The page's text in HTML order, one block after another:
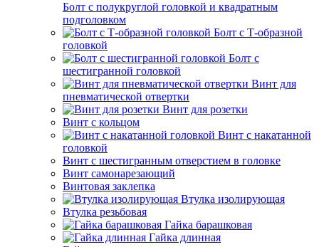
Болт с полукруглой головкой и квадратным
подголовком
Болт с Т-образной
головкой
Болт с
шестигранной головкой
Винт для
пневматической отвертки
Винт для розетки
Винт с кольцом
Винт с накатанной
головкой
Винт с шестигранным отверстием в головке
Винт самонарезающий
Винтовая заклепка
Втулка изолирующая
Втулка резьбовая
Гайка барашковая
Гайка длинная